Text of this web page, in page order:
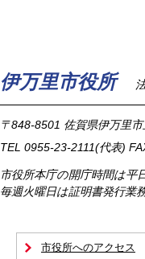
伊万里市役所
〒848-8501 佐賀県伊万里
TEL 0955-23-2111(代表)
市役所本庁の開庁時間は平
毎週火曜日は証明書発行
市役所へのアクセス